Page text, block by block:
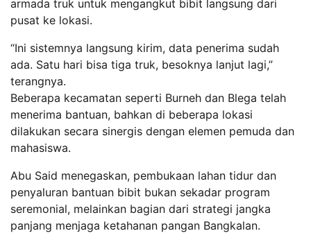
armada truk untuk mengangkut bibit langsung dari
pusat ke lokasi.
“Ini sistemnya langsung kirim, data penerima sudah
ada. Satu hari bisa tiga truk, besoknya lanjut lagi,”
terangnya.
Beberapa kecamatan seperti Burneh dan Blega telah
menerima bantuan, bahkan di beberapa lokasi
dilakukan secara sinergis dengan elemen pemuda dan
mahasiswa.
Abu Said menegaskan, pembukaan lahan tidur dan
penyaluran bantuan bibit bukan sekadar program
seremonial, melainkan bagian dari strategi jangka
panjang menjaga ketahanan pangan Bangkalan.